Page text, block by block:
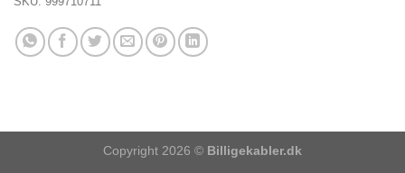
Copyright 2026 © Billigekabler.dk